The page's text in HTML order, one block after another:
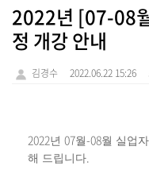
2022년 [07-08
정 개강 안내
김경수 2022.06.22 15:26
2022년 07월-08월 실업
해 드립니다.